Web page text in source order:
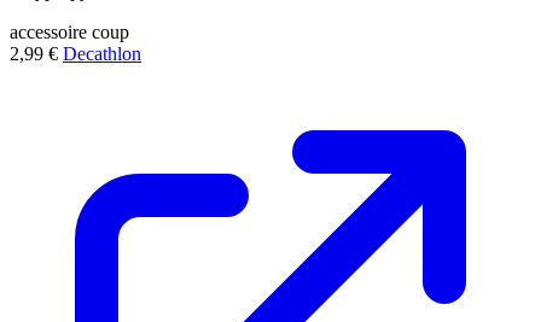
accessoire coup
2,99 € Decathlon